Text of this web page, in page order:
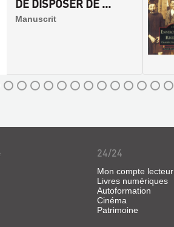
DE DISPOSER DE ...
Manuscrit
24/24
Mon compte lecteur
Livres numériques
Autoformation
Cinéma
Patrimoine